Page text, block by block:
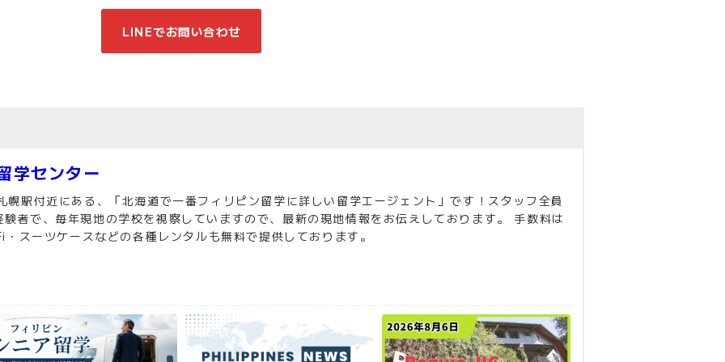
LINEでお問い合わせ
学センター
幌駅付近にある、「北海道で一番フィリピン留学に詳しい留学エージェント」です！スタッフ全員
者で、毎年現地の学校を視察していますので、最新の現地情報をお伝えしております。 手数料は
スーツケースなどの各種レンタルも無料で提供しております。